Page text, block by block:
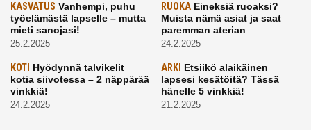
KASVATUS Vanhempi, puhu
työelämästä lapselle – mutta
mieti sanojasi!
25.2.2025
RUOKAEineksiä ruoaksi?
Muista nämä asiat ja saat
paremman aterian
24.2.2025
KOTI Hyödynnä talvikelit
kotia siivotessa – 2 näppärää
vinkkiä!
24.2.2025
ARKI Etsiikö alaikäinen
lapsesi kesätöitä? Tässä
hänelle 5 vinkkiä!
21.2.2025